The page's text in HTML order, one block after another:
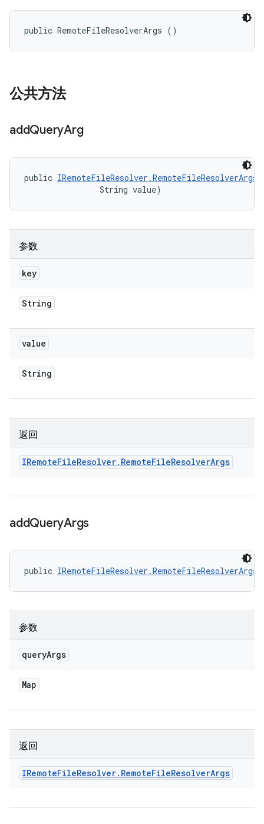
public RemoteFileResolverArgs ()
公共方法
addQueryArg
public IRemoteFileResolver.RemoteFileResolverArgs
                String value)
参数
key
String
value
String
返回
IRemoteFileResolver. RemoteFileResolverArgs
addQueryArgs
public IRemoteFileResolver.RemoteFileResolverArgs
参数
queryArgs
Map
返回
IRemoteFileResolver. RemoteFileResolverArgs